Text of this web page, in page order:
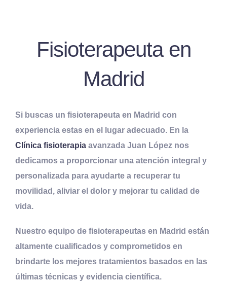
Fisioterapeuta en
Madrid
Si buscas un fisioterapeuta en Madrid con
experiencia estas en el lugar adecuado. En la
Clínica fisioterapia avanzada Juan López nos
dedicamos a proporcionar una atención integral y
personalizada para ayudarte a recuperar tu
movilidad, aliviar el dolor y mejorar tu calidad de
vida.
Nuestro equipo de fisioterapeutas en Madrid están
altamente cualificados y comprometidos en
brindarte los mejores tratamientos basados en las
últimas técnicas y evidencia científica.